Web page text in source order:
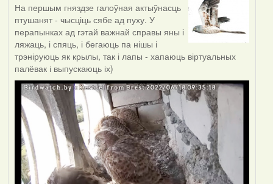
На першым гняздзе галоўная актыўнасць
птушанят - чысціць сябе ад пуху. У
перапынках ад гэтай важнай справы яны і
ляжаць, і спяць, і бегаюць па нішы і
трэніруюць як крылы, так і лапы - хапаюць віртуальных
палёвак і выпускаюць іх)